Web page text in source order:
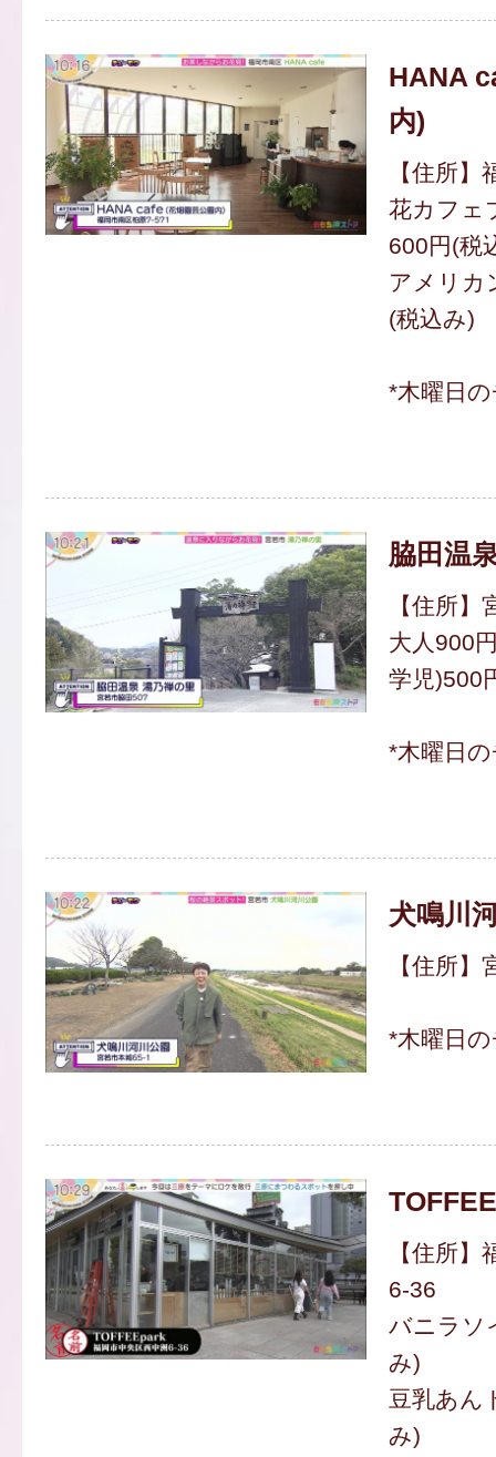
HANA
内)
【住所
花カフェ
600円(税
アメリカ
(税込み)
*木曜日
脇田温
【住所】
大人900
学児)500
*木曜日
犬鳴川
【住所
*木曜日
【住所
6-36
バニラソ
み)
豆乳あん
み)